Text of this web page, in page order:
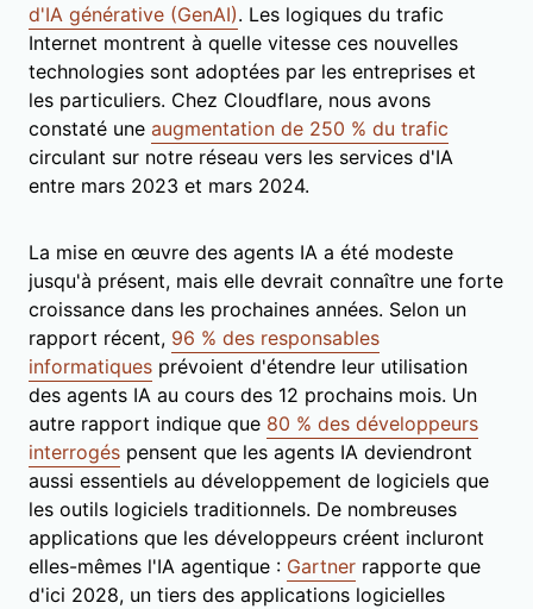
d'IA générative (GenAI). Les logiques du trafic
Internet montrent à quelle vitesse ces nouvelles
technologies sont adoptées par les entreprises et
les particuliers. Chez Cloudflare, nous avons
constaté une augmentation de 250 % du trafic
circulant sur notre réseau vers les services d'IA
entre mars 2023 et mars 2024.
La mise en œuvre des agents IA a été modeste
jusqu'à présent, mais elle devrait connaître une forte
croissance dans les prochaines années. Selon un
rapport récent, 96 % des responsables
informatiques prévoient d'étendre leur utilisation
des agents IA au cours des 12 prochains mois. Un
autre rapport indique que 80 % des développeurs
interrogés pensent que les agents IA deviendront
aussi essentiels au développement de logiciels que
les outils logiciels traditionnels. De nombreuses
applications que les développeurs créent incluront
elles-mêmes l'IA agentique : Gartner rapporte que
d'ici 2028, un tiers des applications logicielles